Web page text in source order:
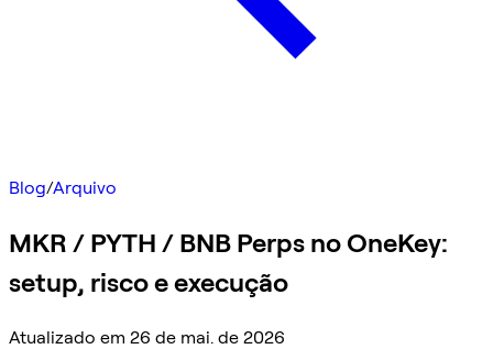
Blog/Arquivo
MKR / PYTH / BNB Perps no OneKey:
setup, risco e execução
Atualizado em 26 de mai. de 2026